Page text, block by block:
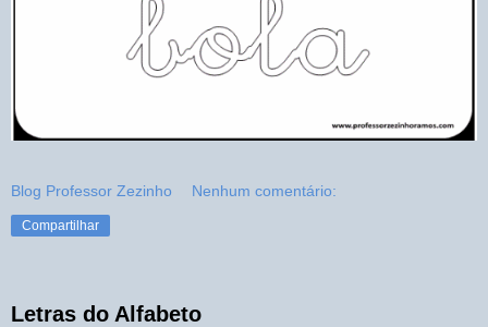
Blog Professor Zezinho Nenhum comentário:
Compartilhar
Letras do Alfabeto